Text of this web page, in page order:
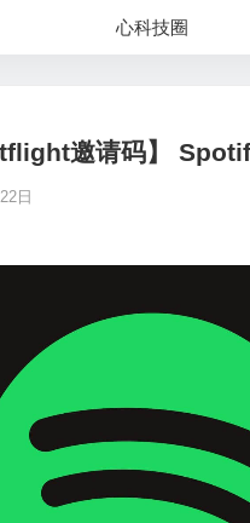
心科技圈
邀请码】
日